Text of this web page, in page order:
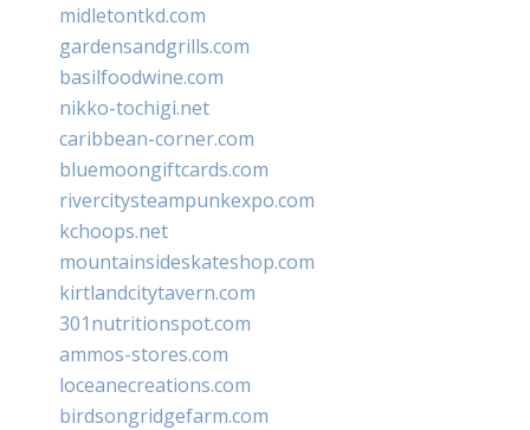
midletontkd.com
gardensandgrills.com
basilfoodwine.com
nikko-tochigi.net
caribbean-corner.com
bluemoongiftcards.com
rivercitysteampunkexpo.com
kchoops.net
mountainsideskateshop.com
kirtlandcitytavern.com
301nutritionspot.com
ammos-stores.com
loceanecreations.com
birdsongridgefarm.com